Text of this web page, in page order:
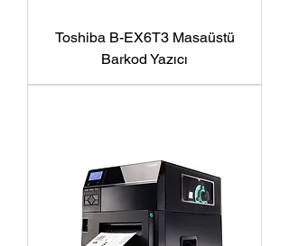
Toshiba B-EX6T3 Masaüstü
Barkod Yazıcı